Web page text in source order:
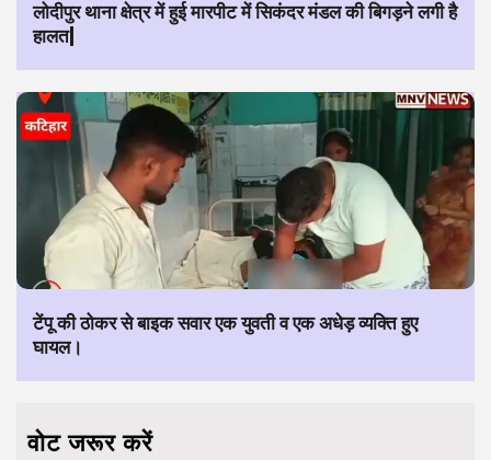
लोदीपुर थाना क्षेत्र में हुई मारपीट में सिकंदर मंडल की बिगड़ने लगी है
हालत|
टेंपू की ठोकर से बाइक सवार एक युवती व एक अधेड़ व्यक्ति हुए
घायल।
वोट जरूर करें